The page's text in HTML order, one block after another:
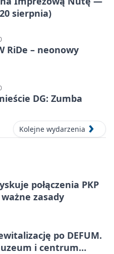
sierpnia)
RiDe – neonowy
DG: Zumba
Kolejne wydarzenia
połączenia PKP
zasady
po DEFUM.
i centrum